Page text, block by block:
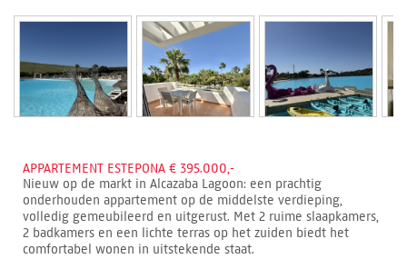
APPARTEMENT ESTEPONA € 395.000,-
Nieuw op de markt in Alcazaba Lagoon: een prachtig
onderhouden appartement op de middelste verdieping,
volledig gemeubileerd en uitgerust. Met 2 ruime slaapkamers,
2 badkamers en een lichte terras op het zuiden biedt het
comfortabel wonen in uitstekende staat.